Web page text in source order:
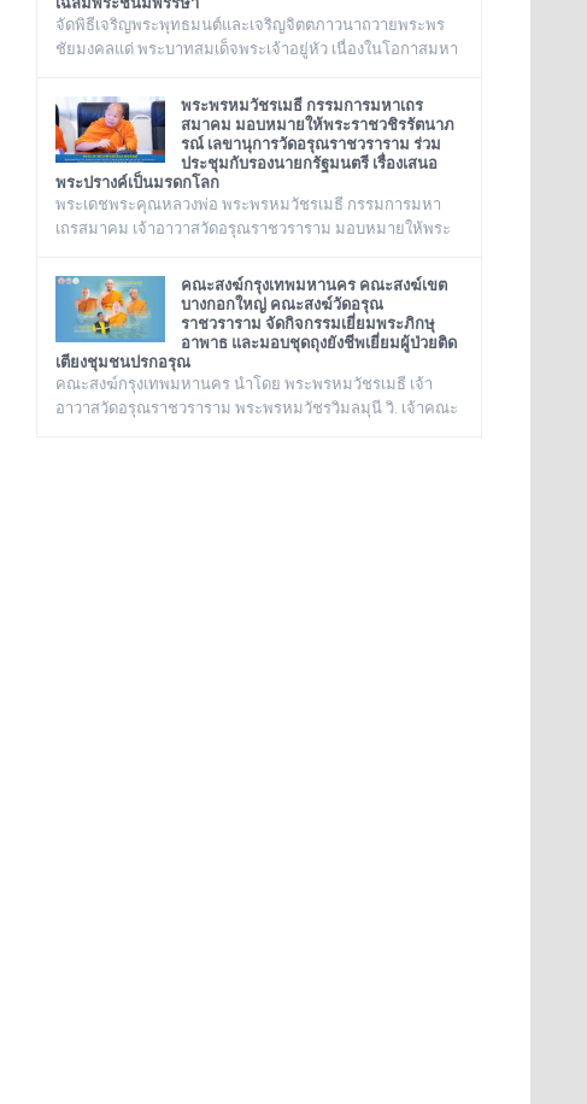
จัดพิธีเจริญพระพุทธมนต์และเจริญจิตตภาวนาถวายพระพร
ชัยมงคลแด่ พระบาทสมเด็จพระเจ้าอยู่หัว เนื่องในโอกาสมหา
อุโบสถ วัดอรุณราชวราราม กรุงเทพเทพมหานครในวันอังคาร
ที่ ๒๘ กรกฎาคม ๒๕๖๙
พระพรหมวัชรเมธี กรรมการมหาเถร
สมาคม มอบหมายให้พระราชวชิรรัตนาภ
รณ์ เลขานุการวัดอรุณราชวราราม ร่วม
ประชุมกับรองนายกรัฐมนตรี เรื่องเสนอ
พระปรางค์เป็นมรดกโลก
พระเดชพระคุณหลวงพ่อ พระพรหมวัชรเมธี กรรมการมหา
เถรสมาคม เจ้าอาวาสวัดอรุณราชวราราม มอบหมายให้พระ
ร่วมประชุมกับรองนายกรัฐมนตรี เรื่องเสนอพระปรางค์เป็น
มรดกโลก ณ ทำเนียบรัฐบาล
คณะสงฆ์กรุงเทพมหานคร คณะสงฆ์เขต
บางกอกใหญ่ คณะสงฆ์วัดอรุณ
ราชวราราม จัดกิจกรรมเยี่ยมพระภิกษุ
อาพาธ และมอบชุดถุงยังชีพเยี่ยมผู้ป่วยติด
เตียงชุมชนปรกอรุณ
คณะสงฆ์กรุงเทพมหานคร นำโดย พระพรหมวัชรเมธี เจ้า
อาวาสวัดอรุณราชวราราม พระพรหมวัชรวิมลมุนี วิ. เจ้าคณะ